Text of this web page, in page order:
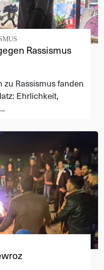
Rassismus
Rassismus fanden
Ehrlichkeit,